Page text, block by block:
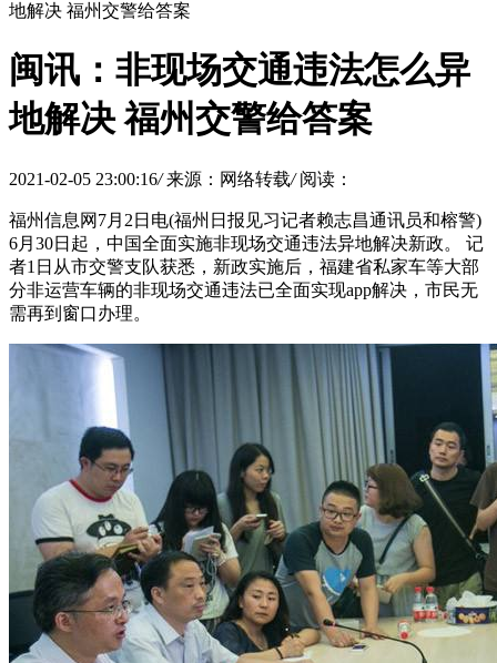
地解决 福州交警给答案
闽讯：非现场交通违法怎么异
地解决 福州交警给答案
2021-02-05 23:00:16/ 来源：网络转载/ 阅读：
福州信息网7月2日电(福州日报见习记者赖志昌通讯员和榕警)
6月30日起，中国全面实施非现场交通违法异地解决新政。 记
者1日从市交警支队获悉，新政实施后，福建省私家车等大部
分非运营车辆的非现场交通违法已全面实现app解决，市民无
需再到窗口办理。